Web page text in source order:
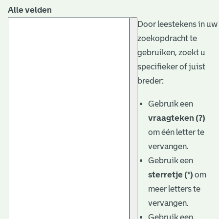
Alle velden
Door leestekens in uw
zoekopdracht te
gebruiken, zoekt u
specifieker of juist
breder:
Gebruik een
vraagteken (?)
om één letter te
vervangen.
Gebruik een
sterretje (*) om
meer letters te
vervangen.
Gebruik een